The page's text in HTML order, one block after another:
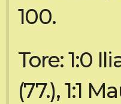
100.
Tore: 1:0
(77.), 1:1